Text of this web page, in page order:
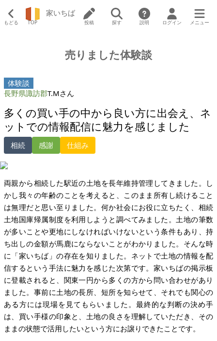
もどる TOP
家いちば
投稿 探す 説明 ログイン メニュー
売りました体験談
体験談
長野県諏訪郡T.Mさん
多くの買い手の中から良い方に出会え、ネ
ットでの情報配信に魅力を感じました
相続 感謝 仕組み
両親から相続した駅近の土地を長年維持管理してきました。し
かし我々の年齢のことを考えると、このまま所有し続けること
は無理だと思い至りました。何か社会にお役に立ちたく、相続
土地国庫帰属制度を利用しようと調べてみました。土地の筆数
が多いことや更地にしなければいけないという条件もあり、持
ち出しの金額が馬鹿にならないことがわかりました。そんな時
に「家いちば」の存在を知りました。ネットで土地の情報を配
信するという手法に魅力を感じた次第です。家いちばの掲示板
に登載されると、関東一円から多くの方から問い合わせがあり
ました。事前に土地の長所、短所を知らせて、それでも関心の
ある方には現場を見てもらいました。最終的な判断の決め手
は、買い手様の印象と、土地の良さを理解していただき、その
ままの状態で活用したいという方にお譲りできたことです。